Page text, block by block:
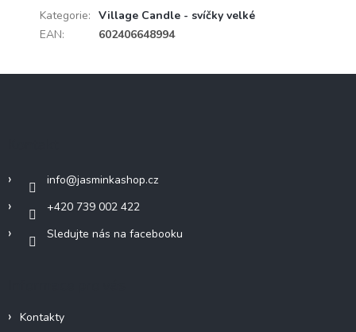
Kategorie: Village Candle - svíčky velké
EAN: 602406648994
info@jasminkashop.cz
+420 739 002 422
Sledujte nás na facebooku
Kontakty